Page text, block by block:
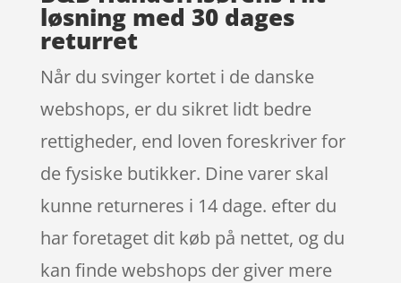
løsning med 30 dages
returret
Når du svinger kortet i de danske
webshops, er du sikret lidt bedre
rettigheder, end loven foreskriver for
de fysiske butikker. Dine varer skal
kunne returneres i 14 dage. efter du
har foretaget dit køb på nettet, og du
kan finde webshops der giver mere